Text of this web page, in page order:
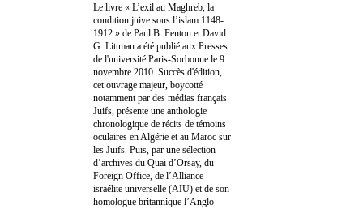
Le livre « L’exil au Maghreb, la
condition juive sous l’islam 1148-
1912 » de Paul B. Fenton et David
G. Littman a été publié aux Presses
de l'université Paris-Sorbonne le 9
novembre 2010. Succès d'édition,
cet ouvrage majeur, boycotté
notamment par des médias français
Juifs, présente une anthologie
chronologique de récits de témoins
oculaires en Algérie et au Maroc sur
les Juifs. Puis, par une sélection
d’archives du Quai d’Orsay, du
Foreign Office, de l’Alliance
israélite universelle (AIU) et de son
homologue britannique l’Anglo-